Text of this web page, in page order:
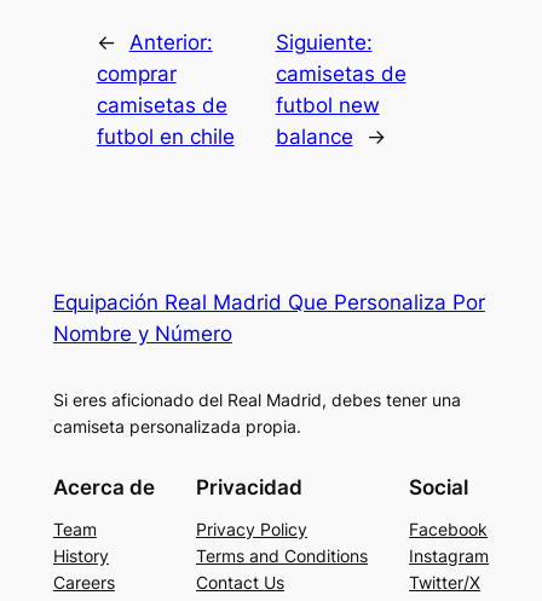
← Anterior:
comprar
camisetas de
futbol en chile
Siguiente:
camisetas de
futbol new
balance
→
Equipación Real Madrid Que Personaliza Por
Nombre y Número
Si eres aficionado del Real Madrid, debes tener una
camiseta personalizada propia.
Acerca de
Team
History
Careers
Privacidad
Privacy Policy
Terms and Conditions
Contact Us
Social
Facebook
Instagram
Twitter/X